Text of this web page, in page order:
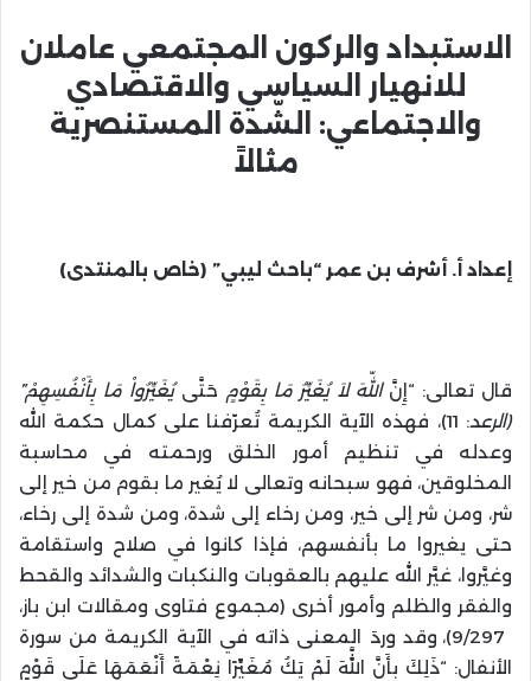
الاستبداد والركون المجتمعي عاملان
للانهيار السياسي والاقتصادي
والاجتماعي: الشّدة المستنصرية
مثالاً
إعداد أ. أشرف بن عمر “باحث ليبي” (خاص بالمنتدى)
قال تعالى: “إِنَّاللّهَ لاَ يُغَيِّرُ مَا بِقَوْمٍ حَتَّىيُغَيِّرُواْ مَا بِأَنْفُسِهِمْ”
(الرعد
: 11)، فهذه الآية الكريمة تُعرّفنا على كمال حكمة الله
وعدله في تنظيم أمور الخلق ورحمته في محاسبة
المخلوقين، فهو سبحانه وتعالى لا يُغير ما بقوم من خير إلى
شر، ومن شر إلى خير، ومن رخاء إلى شدة، ومن شدة إلى رخاء،
حتى يغيروا ما بأنفسهم، فإذا كانوا في صلاح واستقامة
وغيَّروا، غيَّر الله عليهم بالعقوبات والنكبات والشدائد والقحط
والفقر والظلم وأمور أخرى (مجموع فتاوى ومقالات ابن باز،
9/297)، وقد وردَ المعنى ذاته في الآية الكريمة من سورة
الأنفال: “ذَلِكَ بِأَنَّ اللَّهَ لَمْ يَكُ مُغَيِّرًا نِعْمَةً أَنْعَمَهَا عَلَى قَوْمٍ